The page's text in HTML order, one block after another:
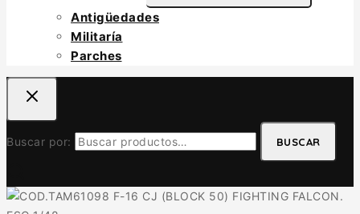
Antigüedades
Militaría
Parches
Buscar por: BUSCAR